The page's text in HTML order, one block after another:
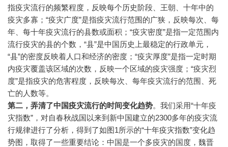
指疫灾流行的频繁程度，反映每个历史阶段、王朝、十年中的
疫灾多寡；“疫灾广度”是指疫灾流行范围的广狭，反映每次、每
年、每十年疫灾流行的县数或面积；“疫灾密度”是指一定范围内
流行疫灾的县的个数，“县”是中国历史上最稳定的行政单元，
“县”的密度反映着人口和经济的密度；“疫灾厚度”是指一定时期
内疫灾覆盖该区域的次数，反映一个区域的疫灾强度；“疫灾烈
度”是指疫灾的危害程度，反映每次、每年疫灾流行的范围、死
亡的人数等。
第二，弄清了中国疫灾流行的时间变化趋势。我们采用“十年疫
灾指数”，对自春秋战国以来到新中国建立的2300多年的疫灾流
行规律进行了分析，得到了如图1所示的“十年疫灾指数”变化趋
势图，取得了一些重要结论：中国是一个多疫灾的国度，魏晋